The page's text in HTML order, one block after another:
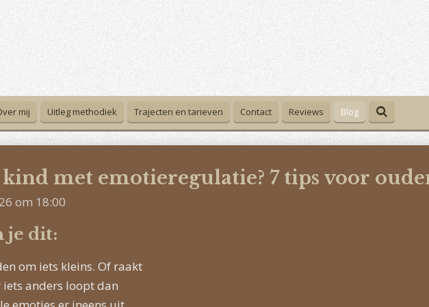
mij Uitleg methodiek Trajecten en tarieven Contact Reviews Blog
met emotieregulatie? 7 tips voor
om 18:00
je dit:
om iets kleins. Of raakt
anders loopt dan